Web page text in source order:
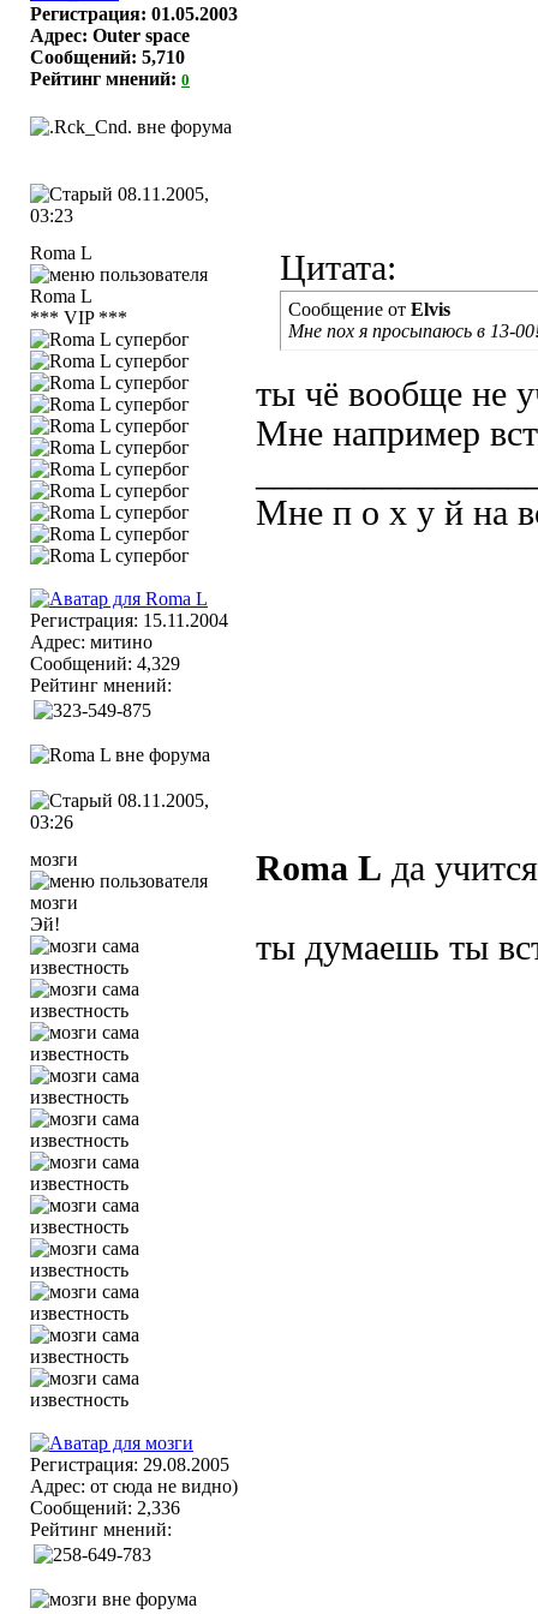
Регистрация: 01.05.2003
Адрес: Outer space
Сообщений: 5,710
Рейтинг мнений: 0
08.11.2005,
03:23
Roma L
*** VIP ***
Регистрация: 15.11.2004
Адрес: митино
Сообщений: 4,329
Рейтинг мнений:
Цитата:
Сообщение от Elvis
Мне пох я просыпаюсь в 13-
ты чё вообще не
Мне например
Мне п о х у й на
08.11.2005,
03:26
мозги
Эй!
Регистрация: 29.08.2005
Адрес: от сюда не видно)
Сообщений: 2,336
Рейтинг мнений:
Roma L да
ты думаешь ты